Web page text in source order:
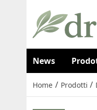
News
Home / Prodotti /